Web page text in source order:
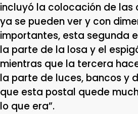
incluyó la colocación de las
ya se pueden ver y con
importantes, esta segunda
la parte de la losa y el
mientras que la tercera
la parte de luces, bancos y
que esta postal quede
lo que era”.